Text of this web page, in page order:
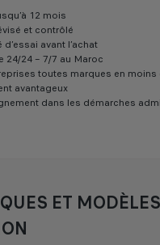
12 mois
et contrôlé
avant l’achat
24/24 – 7/7 au Maroc
toutes marques en moins
avantageux
dans les démarches
ET MODÈLES